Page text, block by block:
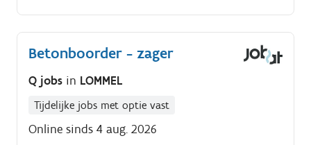
klinkers, magere beton en krimpvoegen in verse
beton Uitvoeren van wandzaagwerken: zagen van
openingen in betonwanden, afzagen van keermuren,
werven
Betonboorder - zager
Q jobs in LOMMEL
Tijdelijke jobs met optie vast
Online sinds 4 aug. 2026